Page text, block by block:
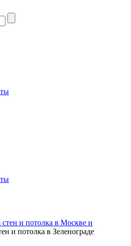
стен и потолка в Москве и
и потолка в Зеленограде